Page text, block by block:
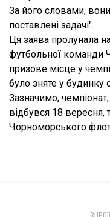
За його словами,
поставлені задачі".
Ця заява пролунала
футбольної команди
призове місце у
було зняте у будинку
Зазначимо,
відбувся 18
Чорноморського